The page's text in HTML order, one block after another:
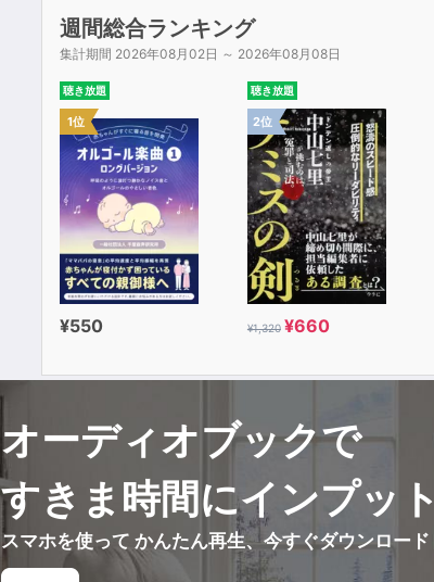
週間総合ランキング
集計期間 2026年08月02日 ～ 2026年08月08日
聴き放題
1位
¥550
聴き放題
2位
¥1,320 ¥660
オーディオブックで
すきま時間にインプット
スマホを使って かんたん再生、今すぐダウンロード